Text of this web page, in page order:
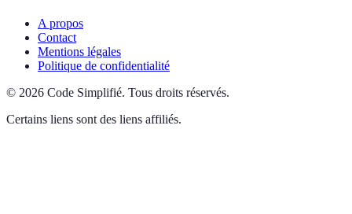
A propos
Contact
Mentions légales
Politique de confidentialité
© 2026 Code Simplifié. Tous droits réservés.
Certains liens sont des liens affiliés.